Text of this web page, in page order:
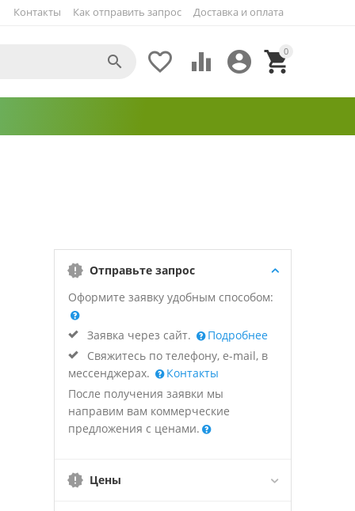
Как отправить запрос Доставка и оплата
Контакты
0


 

Отправьте запрос
Оформите заявку удобным способом:
Заявка через сайт.
Подробнее
Свяжитесь по телефону, e-mail, в
мессенджерах.
Контакты
После получения заявки мы
направим вам коммерческие
предложения с ценами.
Цены